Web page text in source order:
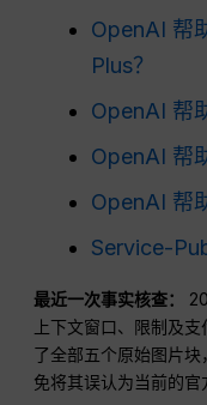
OpenAI 帮
Plus？
OpenAI 帮
OpenAI 帮
OpenAI 帮
Service-
最近一次事实核查：
上下文窗口、限制及
了全部五个原始图片
免将其误认为当前的官